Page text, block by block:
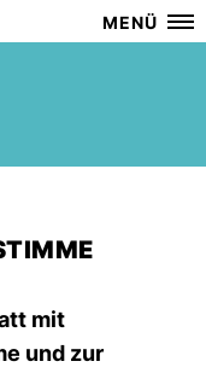
MENÜ
mit
und zur